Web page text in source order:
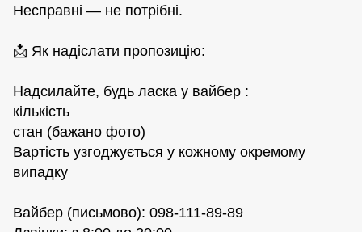
Несправні — не потрібні.
📩 Як надіслати пропозицію:
Надсилайте, будь ласка у вайбер :
кількість
стан (бажано фото)
Вартість узгоджується у кожному окремому
випадку
Вайбер (письмово): 098-111-89-89